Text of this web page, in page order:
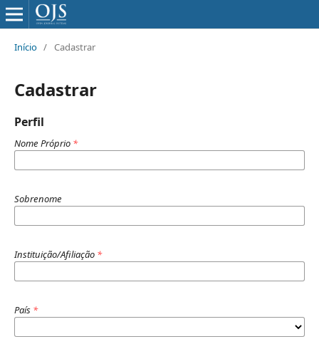
Início / Cadastrar
Cadastrar
Perfil
Nome Próprio *
Sobrenome
Instituição/Afiliação *
País *